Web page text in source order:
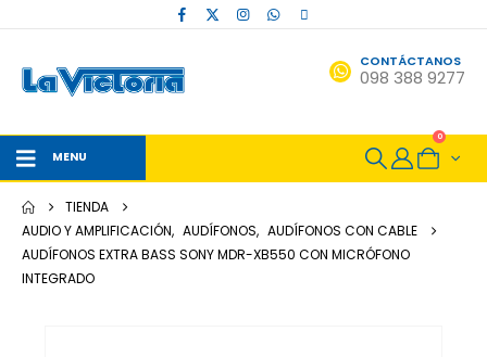
CONTÁCTANOS
098 388 9277
MENU
0
TIENDA
AUDIO Y AMPLIFICACIÓN, AUDÍFONOS, AUDÍFONOS CON CABLE
AUDÍFONOS EXTRA BASS SONY MDR-XB550 CON MICRÓFONO
INTEGRADO